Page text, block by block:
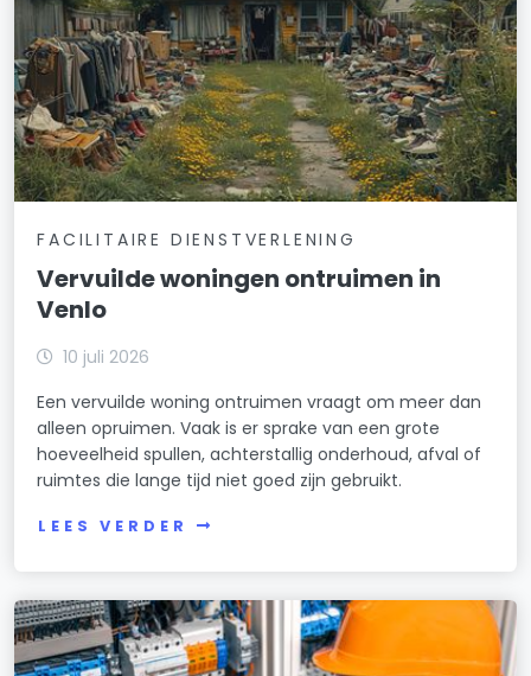
FACILITAIRE DIENSTVERLENING
Vervuilde woningen ontruimen in
Venlo
10 juli 2026
Een vervuilde woning ontruimen vraagt om meer dan
alleen opruimen. Vaak is er sprake van een grote
hoeveelheid spullen, achterstallig onderhoud, afval of
ruimtes die lange tijd niet goed zijn gebruikt.
LEES VERDER